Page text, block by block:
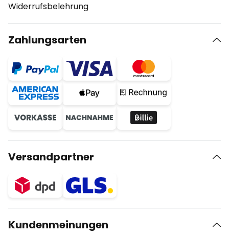
Widerrufsbelehrung
Zahlungsarten
Versandpartner
Kundenmeinungen